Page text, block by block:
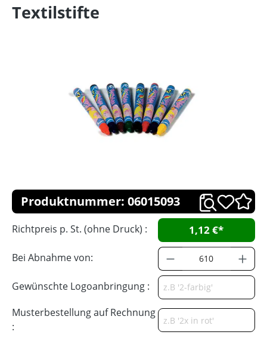
Textilstifte
Produktnummer: 06015093
Richtpreis p. St. (ohne Druck) : 1,12 €*
Bei Abnahme von:
Gewünschte Logoanbringung :
Musterbestellung auf Rechnung
: